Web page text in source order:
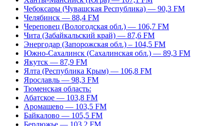
Чебоксары (Чувашская Республика) — 90,3 FM
Челябинск — 88,4 FM
Череповец (Вологодская обл.) — 106,7 FM
Чита (Забайкальский край) — 87,6 FM
Энергодар (Запорожская обл.) – 104,5 FM
Южно-Сахалинск (Сахалинская обл.) — 89,3 FM
Якутск — 87,9 FM
Ялта (Республика Крым) — 106,8 FM
Ярославль — 98,3 FM
Тюменская область:
Абатское — 103,8 FM
Аромашево — 103,5 FM
Байкалово — 105,5 FM
Бердюжье — 103,2 FM